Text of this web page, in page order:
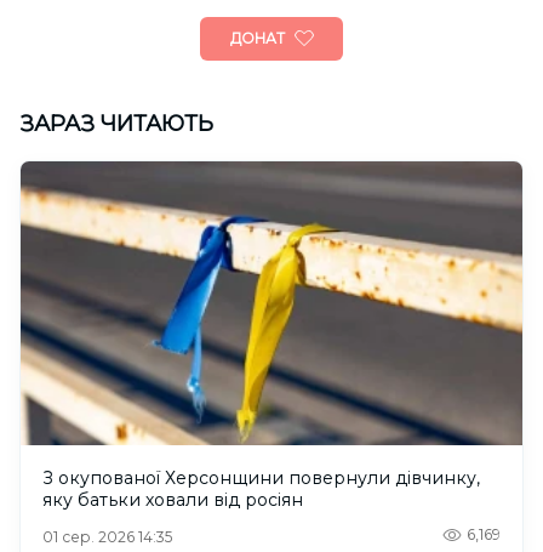
ДОНАТ
ЗАРАЗ ЧИТАЮТЬ
З окупованої Херсонщини повернули дівчинку,
яку батьки ховали від росіян
01 сер. 2026 14:35 6,169